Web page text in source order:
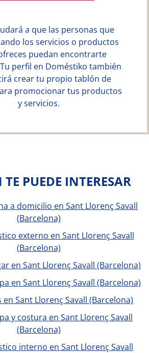
a que las personas que
los servicios o productos
puedan encontrarte
perfil en Doméstiko también
crear tu propio tablón de
promocionar tus productos
y servicios.
PUEDE INTERESAR
a domicilio en Sant Llorenç Savall
(Barcelona)
externo en Sant Llorenç Savall
(Barcelona)
en Sant Llorenç Savall (Barcelona)
en Sant Llorenç Savall (Barcelona)
Sant Llorenç Savall (Barcelona)
y costura en Sant Llorenç Savall
(Barcelona)
interno en Sant Llorenç Savall